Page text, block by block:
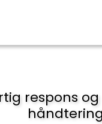
respons